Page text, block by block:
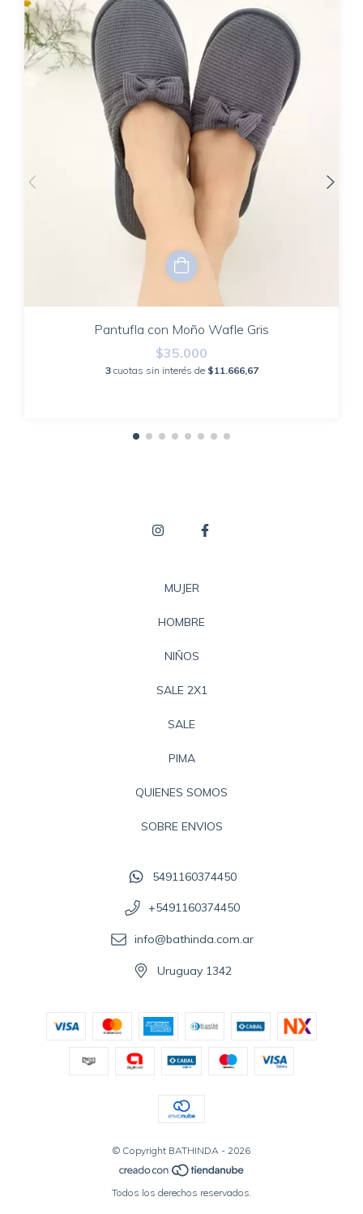
Pantufla con Moño Wafle Gris
$35.000
3 cuotas sin interés de $11.666,67
MUJER
HOMBRE
NIÑOS
SALE 2X1
SALE
PIMA
QUIENES SOMOS
SOBRE ENVIOS
5491160374450
+5491160374450
info@bathinda.com.ar
Uruguay 1342
© Copyright BATHINDA - 2026
Todos los derechos reservados.